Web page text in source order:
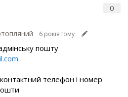
0
6 років тому
пошту
телефон і номер